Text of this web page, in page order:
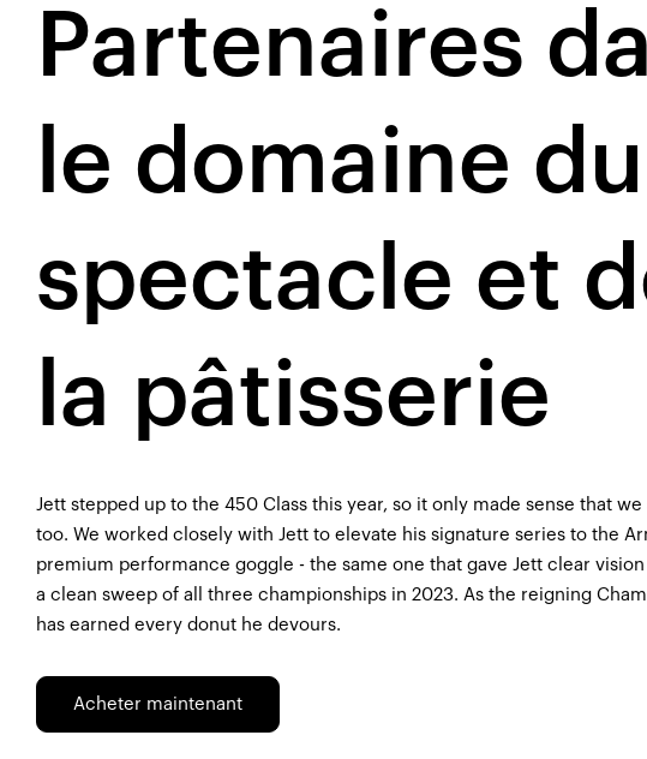
Partenaires
le domaine du
spectacle et
la pâtisserie
Jett stepped up to the 450 Class this year, so it only made sense that
too. We worked closely with Jett to elevate his signature series to the
premium performance goggle - the same one that gave Jett clear
a clean sweep of all three championships in 2023. As the reigning
has earned every donut he devours.
Acheter maintenant